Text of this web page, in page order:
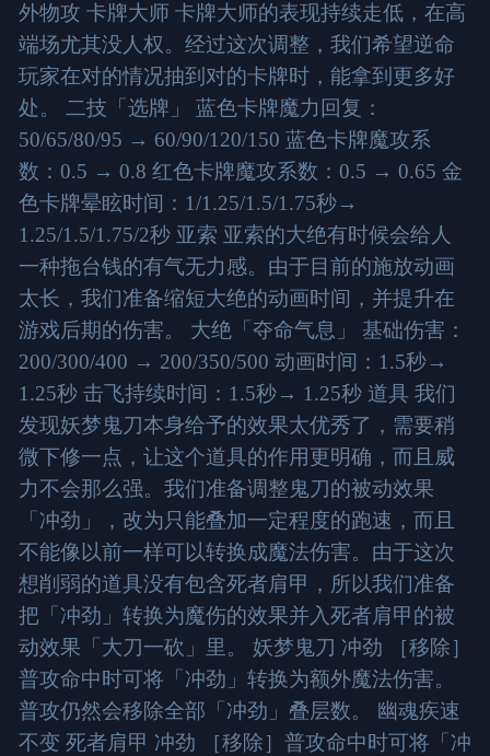
外物攻 卡牌大师 卡牌大师的表现持续走低，在高
端场尤其没人权。经过这次调整，我们希望逆命
玩家在对的情况抽到对的卡牌时，能拿到更多好
处。 二技「选牌」 蓝色卡牌魔力回复：
50/65/80/95 → 60/90/120/150 蓝色卡牌魔攻系
数：0.5 → 0.8 红色卡牌魔攻系数：0.5 → 0.65 金
色卡牌晕眩时间：1/1.25/1.5/1.75秒→
1.25/1.5/1.75/2秒 亚索 亚索的大绝有时候会给人
一种拖台钱的有气无力感。由于目前的施放动画
太长，我们准备缩短大绝的动画时间，并提升在
游戏后期的伤害。 大绝「夺命气息」 基础伤害：
200/300/400 → 200/350/500 动画时间：1.5秒→
1.25秒 击飞持续时间：1.5秒→ 1.25秒 道具 我们
发现妖梦鬼刀本身给予的效果太优秀了，需要稍
微下修一点，让这个道具的作用更明确，而且威
力不会那么强。我们准备调整鬼刀的被动效果
「冲劲」，改为只能叠加一定程度的跑速，而且
不能像以前一样可以转换成魔法伤害。由于这次
想削弱的道具没有包含死者肩甲，所以我们准备
把「冲劲」转换为魔伤的效果并入死者肩甲的被
动效果「大刀一砍」里。 妖梦鬼刀 冲劲 ［移除］
普攻命中时可将「冲劲」转换为额外魔法伤害。
普攻仍然会移除全部「冲劲」叠层数。 幽魂疾速
不变 死者肩甲 冲劲 ［移除］普攻命中时可将「冲